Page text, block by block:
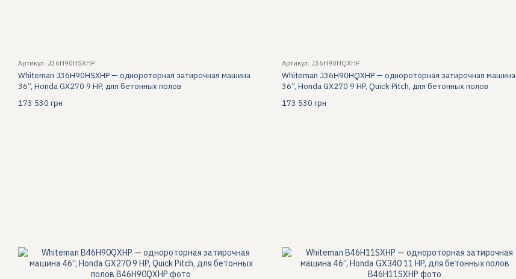
Артикул: J36H90HSXHP
Whiteman J36H90HSXHP — однороторная затирочная машина
36”, Honda GX270 9 HP, для бетонных полов
173 530 грн
Артикул: J36H90HQXHP
Whiteman J36H90HQXHP — однороторная затирочная машина
36”, Honda GX270 9 HP, Quick Pitch, для бетонных полов
173 530 грн